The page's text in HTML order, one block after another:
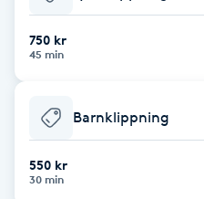
Babylights
Balayage
Barber
750 kr
45 min
Barnklippning
550 kr
30 min